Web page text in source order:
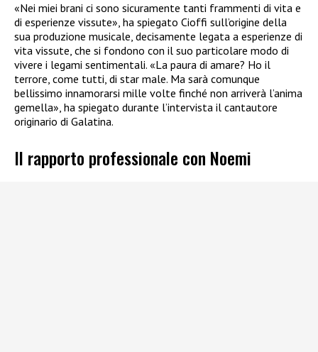
«Nei miei brani ci sono sicuramente tanti frammenti di vita e
di esperienze vissute», ha spiegato Cioffi sull’origine della
sua produzione musicale, decisamente legata a esperienze di
vita vissute, che si fondono con il suo particolare modo di
vivere i legami sentimentali. «La paura di amare? Ho il
terrore, come tutti, di star male. Ma sarà comunque
bellissimo innamorarsi mille volte finché non arriverà l’anima
gemella», ha spiegato durante l’intervista il cantautore
originario di Galatina.
Il rapporto professionale con Noemi